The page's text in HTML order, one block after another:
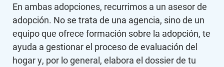
En ambas adopciones, recurrimos a un asesor de
adopción. No se trata de una agencia, sino de un
equipo que ofrece formación sobre la adopción, te
ayuda a gestionar el proceso de evaluación del
hogar y, por lo general, elabora el dossier de tu